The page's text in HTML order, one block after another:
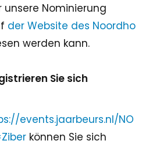
unsere Nominierung
der Website des Noordho
werden kann.
Sie sich
events.jaarbeurs.nl/NO
können Sie sich